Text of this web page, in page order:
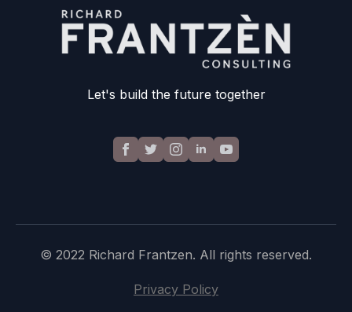
Let's build the future together
© 2022 Richard Frantzen. All rights reserved.
Privacy Policy